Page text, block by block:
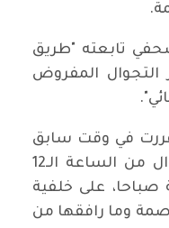
تابعته "طريق
المفروض
قررت في وقت سابق
فرض حظر شامل على التجوال من الساعة الـ12
صباحا، على خلفية
وما رافقها من